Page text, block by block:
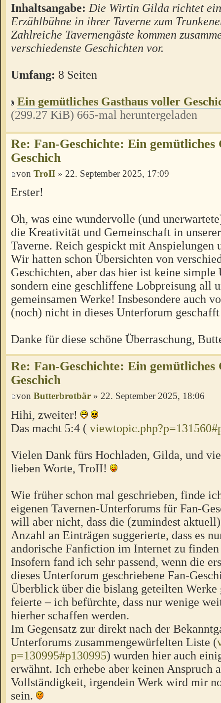
Inhaltsangabe: Die Wirtin Gilda richtet
Erzählbühne in ihrer Taverne zum
Zahlreiche Tavernengäste kommen
verschiedenste Geschichten vor.
Umfang: 8 Seiten
Ein gemütliches Gasthaus voller
(299.27 KiB) 665-mal heruntergeladen
Re: Fan-Geschichte: Ein gemütliches
Geschich
von TroII » 22. September 2025, 17:09
Erster!
Oh, was eine wundervolle (und
die Kreativität und Gemeinschaft in
Taverne. Reich gespickt mit Anspielungen
Wir hatten schon Übersichten von
Geschichten, aber das hier ist keine simple
sondern eine geschliffene Lobpreisung all
gemeinsamen Werke! Insbesondere auch
(noch) nicht in dieses Unterforum geschafft
Danke für diese schöne Überraschung,
Re: Fan-Geschichte: Ein gemütliches
Geschich
von Butterbrotbär » 22. September 2025, 18:06
Hihi, zweiter!
Das macht 5:4 (
Vielen Dank fürs Hochladen, Gilda, und
lieben Worte, TroII!
Wie früher schon mal geschrieben, finde
eigenen Tavernen-Unterforums für Fan-
will aber nicht, dass die (zumindest
Anzahl an Einträgen suggerierte, dass es
andorische Fanfiction im Internet zu finden
Insofern fand ich sehr passend, wenn die
dieses Unterforum geschriebene Fan-
Überblick über die bislang geteilten Werke
feierte – ich befürchte, dass nur wenige
hierher schaffen werden.
Im Gegensatz zur direkt nach der
Unterforums zusammengewürfelten Liste (
p=130995#p130995) wurden hier auch
erwähnt. Ich erhebe aber keinen Anspruch
Vollständigkeit, irgendein Werk wird mir
sein.